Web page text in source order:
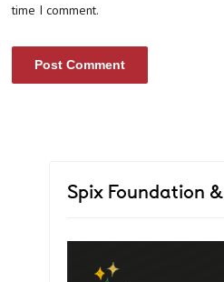
time I comment.
Spix Foundation